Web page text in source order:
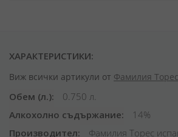
ХАРАКТЕРИСТИКИ:
Виж всички артикули от Фамилия
Обем (л.)
0.750 л.
Алкохолно съдържание
14%
Производител
Фамилия Торес